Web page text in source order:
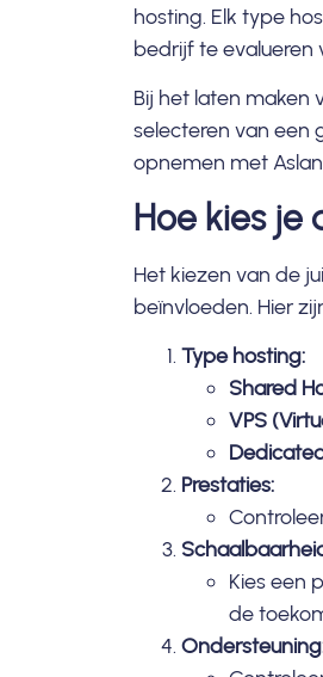
hosting. Elk type
bedrijf te evalueren
Bij het laten maken
selecteren van een
opnemen met
Hoe kies je
Het kiezen van de
beïnvloeden. Hier
Type hosting:
Shared
VPS
Prestaties:
Kies een
de